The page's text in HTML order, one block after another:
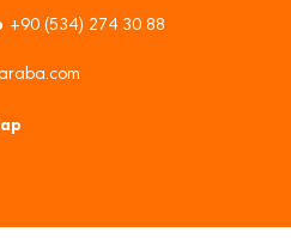
+90 (534) 274 30 88